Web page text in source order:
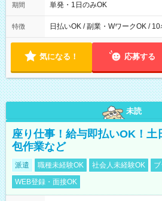
期間 単発・1日のみOK
特徴 日払いOK / 副業・WワークOK /
気になる！ 応募する
未読
座り仕事！給与即払いOK！土
包作業など
派遣 職種未経験OK 社会人未経験OK
WEB登録・面接OK